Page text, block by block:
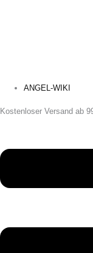
ANGEL-WIKI
Kostenloser Versand ab